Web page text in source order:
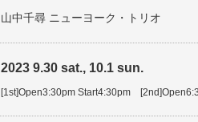
山中千尋 ニューヨーク・トリオ
2023 9.30 sat., 10.1 sun.
[1st]Open3:30pm Start4:30pm